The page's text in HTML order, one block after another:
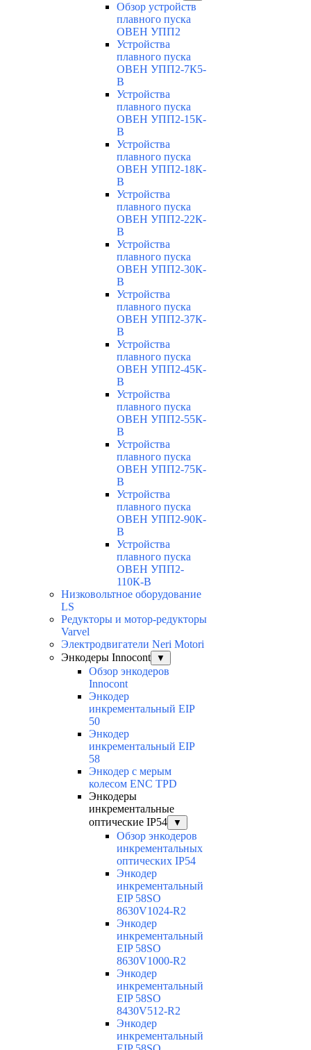
Обзор устройств
плавного пуска
ОВЕН УПП2
Устройства
плавного пуска
ОВЕН УПП2-7К5-
В
Устройства
плавного пуска
ОВЕН УПП2-15К-
В
Устройства
плавного пуска
ОВЕН УПП2-18К-
В
Устройства
плавного пуска
ОВЕН УПП2-22К-
В
Устройства
плавного пуска
ОВЕН УПП2-30К-
В
Устройства
плавного пуска
ОВЕН УПП2-37К-
В
Устройства
плавного пуска
ОВЕН УПП2-45К-
В
Устройства
плавного пуска
ОВЕН УПП2-55К-
В
Устройства
плавного пуска
ОВЕН УПП2-75К-
В
Устройства
плавного пуска
ОВЕН УПП2-90К-
В
Устройства
плавного пуска
ОВЕН УПП2-
110К-В
Низковольтное оборудование
LS
Редукторы и мотор-редукторы
Varvel
Электродвигатели Neri Motori
Энкодеры Innocont
▼
Обзор энкодеров
Innocont
Энкодер
инкрементальный EIP
50
Энкодер
инкрементальный EIP
58
Энкодер с мерым
колесом ENC TPD
Энкодеры
инкрементальные
оптические IP54
▼
Обзор энкодеров
инкрементальных
оптических IP54
Энкодер
инкрементальный
EIP 58SO
8630V1024-R2
Энкодер
инкрементальный
EIP 58SO
8630V1000-R2
Энкодер
инкрементальный
EIP 58SO
8430V512-R2
Энкодер
инкрементальный